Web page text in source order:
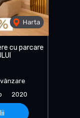
Harta
cu parcare
2020